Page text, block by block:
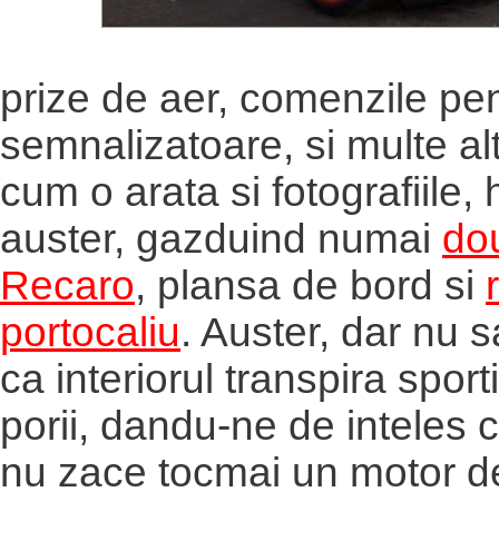
prize de aer, comenzile
semnalizatoare, si multe
cum o arata si fotografiile,
auster, gazduind numai
Recaro, plansa de bord si
portocaliu. Auster, dar nu
ca interiorul transpira
porii, dandu-ne de inteles
nu zace tocmai un motor